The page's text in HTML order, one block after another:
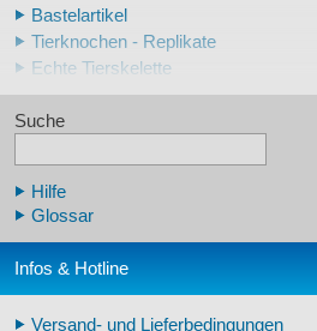
Bastelartikel
Tierknochen - Replikate
Echte Tierskelette
Echte Tierzähne
Krallen- und Zahnreplikate
Schädelreplikate Mensch
Knochenreplikate Mensch
Arm-/Beinskelette Mensch
Suche
Hilfe
Glossar
Infos & Hotline
Versand- und Lieferbedingungen